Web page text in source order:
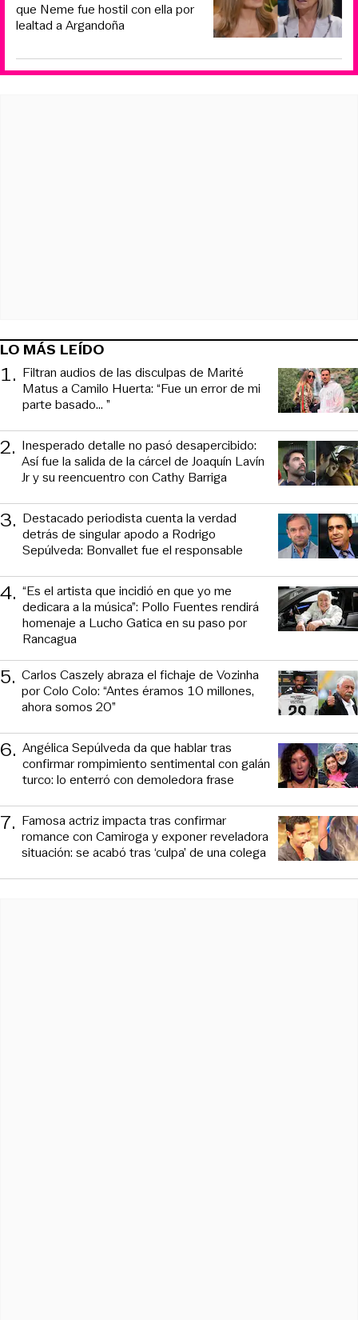
que Neme fue hostil con ella por
lealtad a Argandoña
LO MÁS LEÍDO
1. Filtran audios de las disculpas de Marité
Matus a Camilo Huerta: “Fue un error de mi
parte basado... ”
2. Inesperado detalle no pasó desapercibido:
Así fue la salida de la cárcel de Joaquín Lavín
Jr y su reencuentro con Cathy Barriga
3. Destacado periodista cuenta la verdad
detrás de singular apodo a Rodrigo
Sepúlveda: Bonvallet fue el responsable
4. “Es el artista que incidió en que yo me
dedicara a la música”: Pollo Fuentes rendirá
homenaje a Lucho Gatica en su paso por
Rancagua
5. Carlos Caszely abraza el fichaje de Vozinha
por Colo Colo: “Antes éramos 10 millones,
ahora somos 20”
6. Angélica Sepúlveda da que hablar tras
confirmar rompimiento sentimental con galán
turco: lo enterró con demoledora frase
7. Famosa actriz impacta tras confirmar
romance con Camiroga y exponer reveladora
situación: se acabó tras ‘culpa’ de una colega